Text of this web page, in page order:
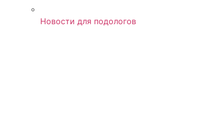
Новости для подологов